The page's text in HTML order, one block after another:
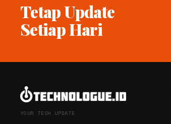
Tetap Update
Setiap Hari
YOUR TECH UPDATE